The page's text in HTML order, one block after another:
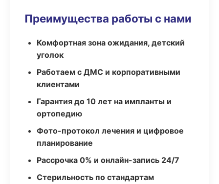
Преимущества работы с нами
Комфортная зона ожидания, детский
уголок
Работаем с ДМС и корпоративными
клиентами
Гарантия до 10 лет на импланты и
ортопедию
Фото-протокол лечения и цифровое
планирование
Рассрочка 0% и онлайн-запись 24/7
Стерильность по стандартам